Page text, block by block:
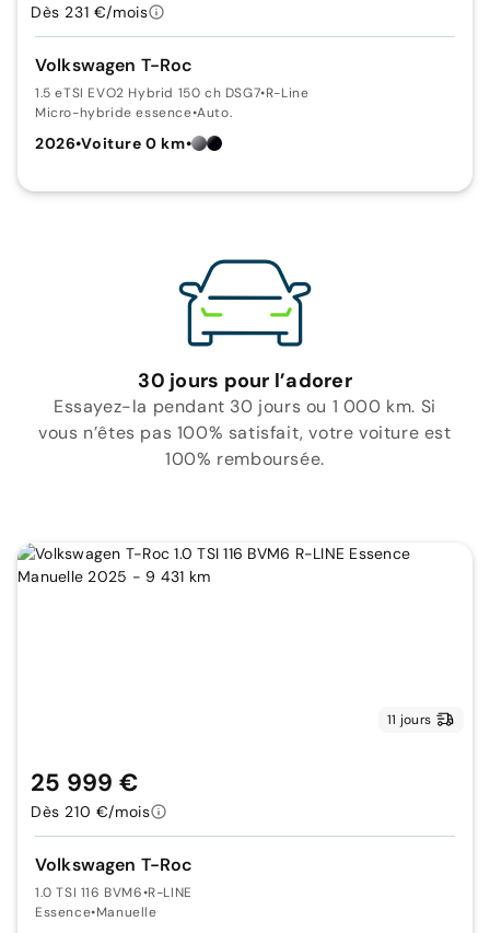
Volkswagen T-Roc
1.5 eTSI EVO2 Hybrid 150 ch DSG7•R-Line
Micro-hybride essence•Auto.
2026•Voiture 0 km•
Dès 231 €/mois
30 jours pour l’adorer
Essayez-la pendant 30 jours ou 1 000 km. Si
vous n’êtes pas 100% satisfait, votre voiture est
100% remboursée.
11 jours
Volkswagen T-Roc
1.0 TSI 116 BVM6•R-LINE
Essence•Manuelle
25 999 €
Dès 210 €/mois